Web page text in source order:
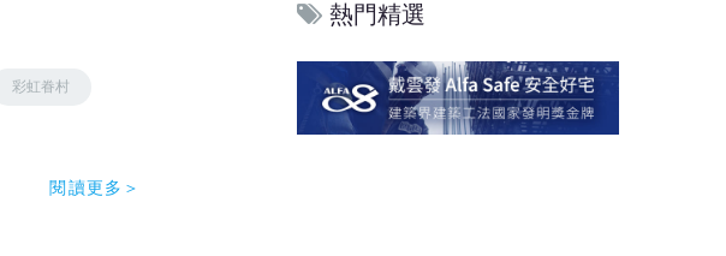
彩虹眷村
閱讀更多＞
熱門精選